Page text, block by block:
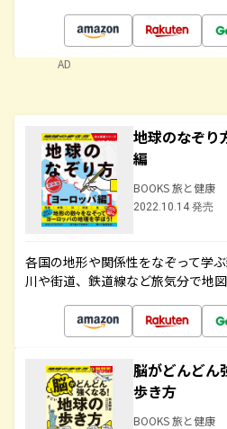
AD
地球のなぞ
編
BOOKS 旅と健康
2022.10.14 発売
各国の地形や関係性をなぞって学
川や街道、鉄道線など旅気分で地
脳がどんどん
歩き方
BOOKS 旅と健康